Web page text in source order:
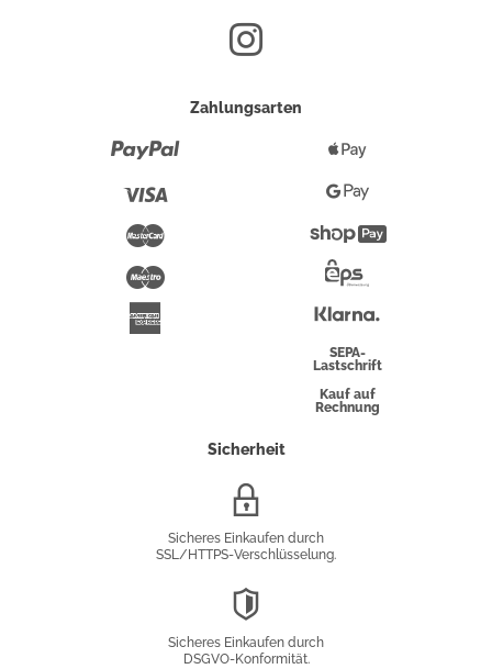
Zahlungsarten
Maestro
Pay
Google
Pay
Überweisung
SEPA-
Lastschrift
Kauf auf
Rechnung
Sicherheit
Sicheres Einkaufen durch
SSL/HTTPS-Verschlüsselung.
Sicheres Einkaufen durch
DSGVO-Konformität.